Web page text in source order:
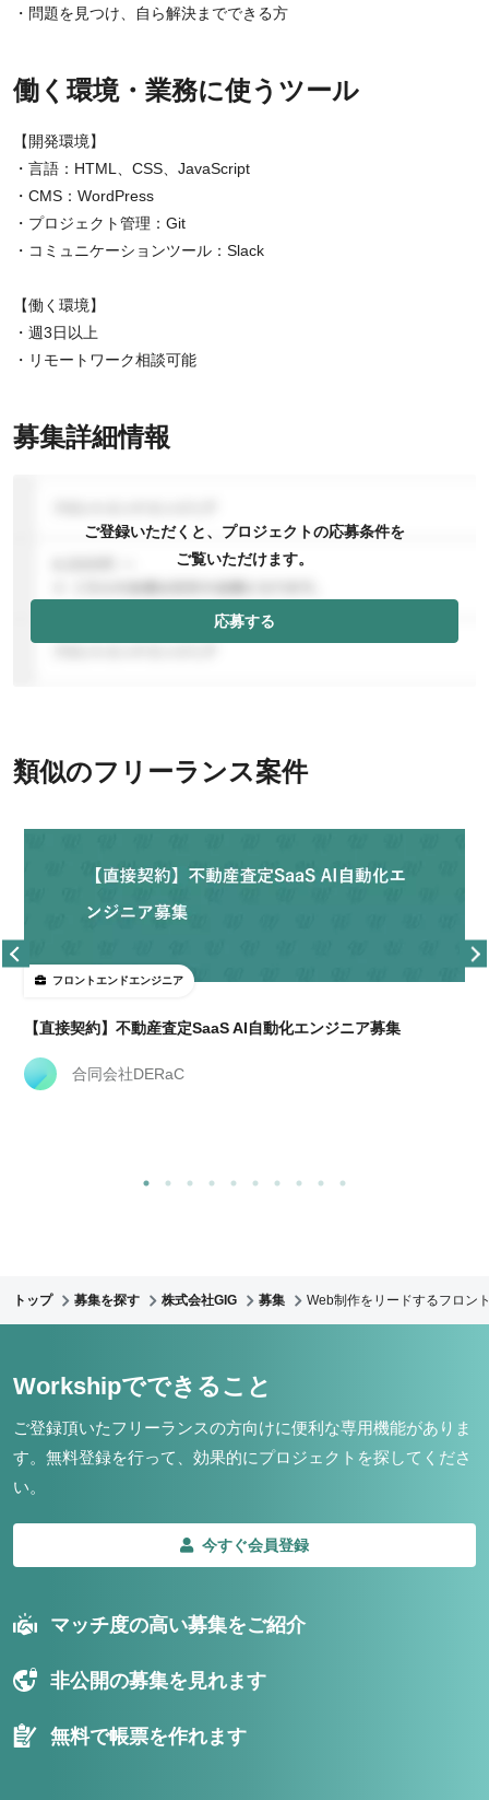
・問題を見つけ、自ら解決までできる方
働く環境・業務に使うツール
【開発環境】
・言語：HTML、CSS、JavaScript
・CMS：WordPress
・プロジェクト管理：Git
・コミュニケーションツール：Slack
【働く環境】
・週3日以上
・リモートワーク相談可能
募集詳細情報
ご登録いただくと、プロジェクトの応募条件を
ご覧いただけます。
応募する
類似のフリーランス案件
フロントエンドエンジニア
【直接契約】不動産査定SaaS AI自動化エンジニア募集
合同会社DERaC
トップ 募集を探す 株式会社GIG 募集 Web制作をリードするフロン
Workshipでできること
ご登録頂いたフリーランスの方向けに便利な専用機能がありま
す。 無料登録を行って、効果的にプロジェクトを探してくださ
い。
今すぐ会員登録
マッチ度の高い募集をご紹介
非公開の募集を見れます
無料で帳票を作れます